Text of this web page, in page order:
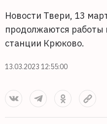
Новости Твери, 13
продолжаются работы
станции Крюково.
13.03.2023 12:55:00